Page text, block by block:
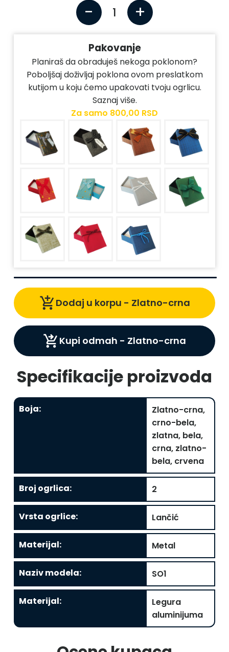
- 1 +
Pakovanje
Planiraš da obraduješ nekoga poklonom?
Poboljšaj doživljaj poklona ovom preslatkom
kutijom u koju ćemo upakovati tvoju ogrlicu.
Saznaj više.
Za samo 800,00 RSD
add_shopping_cart Dodaj u korpu - Zlatno-crna
shopping_cart_checkout Kupi odmah - Zlatno-crna
Specifikacije proizvoda
Boja:
Zlatno-crna,
crno-bela,
zlatna, bela,
crna, zlatno-
bela, crvena
Broj ogrlica: 2
Vrsta ogrlice: Lančić
Materijal: Metal
Naziv modela: SO1
Materijal:
Legura
aluminijuma